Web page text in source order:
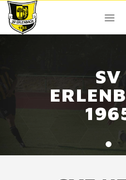
Skip
content
SV